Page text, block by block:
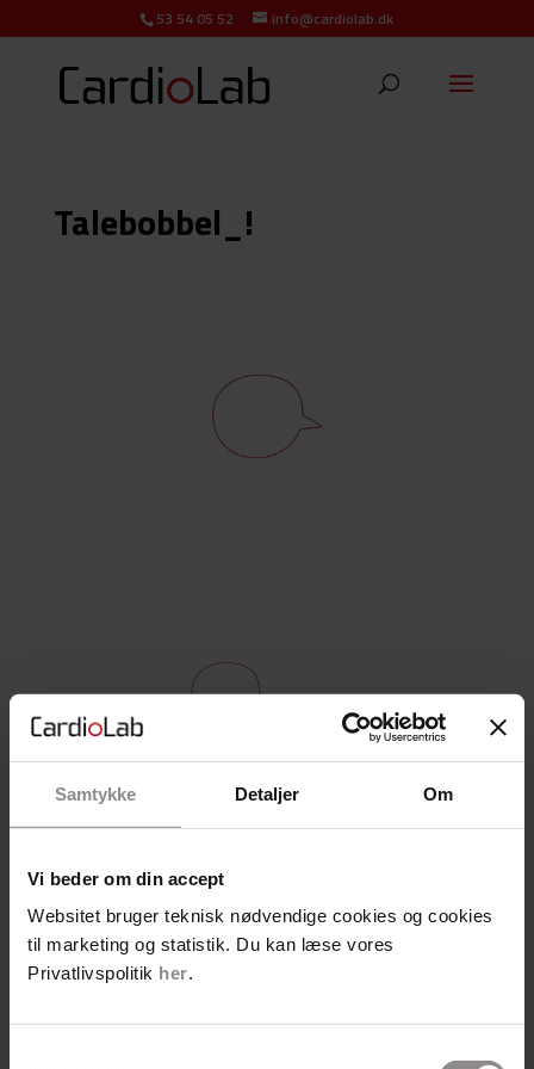
Samtykke Detaljer Om
Vi beder om din accept
Websitet bruger teknisk nødvendige cookies og cookies
til marketing og statistik. Du kan læse vores
Privatlivspolitik her.
53 54 05 52 info@cardiolab.dk
Talebobbel_!
Se hvad der rør sig hos
Cardiolab
Kategorier
Artikler fra Pressen